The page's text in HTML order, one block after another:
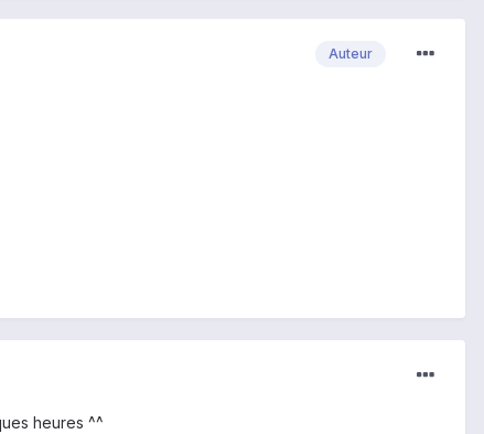
Auteur
heures ^^